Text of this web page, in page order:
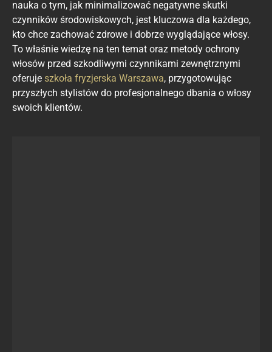
nauka o tym, jak minimalizować negatywne skutki
czynników środowiskowych, jest kluczowa dla każdego,
kto chce zachować zdrowe i dobrze wyglądające włosy.
To właśnie wiedzę na ten temat oraz metody ochrony
włosów przed szkodliwymi czynnikami zewnętrznymi
oferuje szkoła fryzjerska Warszawa, przygotowując
przyszłych stylistów do profesjonalnego dbania o włosy
swoich klientów.